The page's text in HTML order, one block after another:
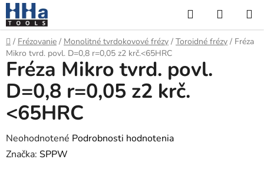
Prejsť
na
obsah
Hľadať
KOŠÍK
Domov
/ Frézovanie / Monolitné tvrdokovové frézy / Toroidné frézy / Fréza
Mikro tvrd. povl. D=0,8 r=0,05 z2 krč.<65HRC
Fréza Mikro tvrd. povl.
D=0,8 r=0,05 z2 krč.
<65HRC
Priemerné
hodnotenie
Neohodnotené Podrobnosti hodnotenia
Značka: SPPW